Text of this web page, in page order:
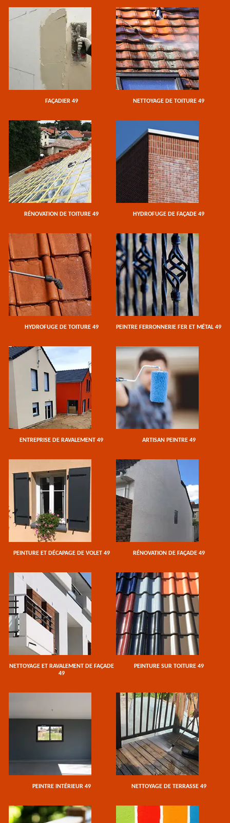
FAÇADIER 49 NETTOYAGE DE TOITURE 49
RÉNOVATION DE TOITURE 49 HYDROFUGE DE FAÇADE 49
HYDROFUGE DE TOITURE 49 PEINTRE FERRONNERIE FER ET MÉTAL 49
ENTREPRISE DE RAVALEMENT 49 ARTISAN PEINTRE 49
PEINTURE ET DÉCAPAGE DE VOLET 49 RÉNOVATION DE FAÇADE 49
NETTOYAGE ET RAVALEMENT DE FAÇADE
49
PEINTURE SUR TOITURE 49
PEINTRE INTÉRIEUR 49 NETTOYAGE DE TERRASSE 49